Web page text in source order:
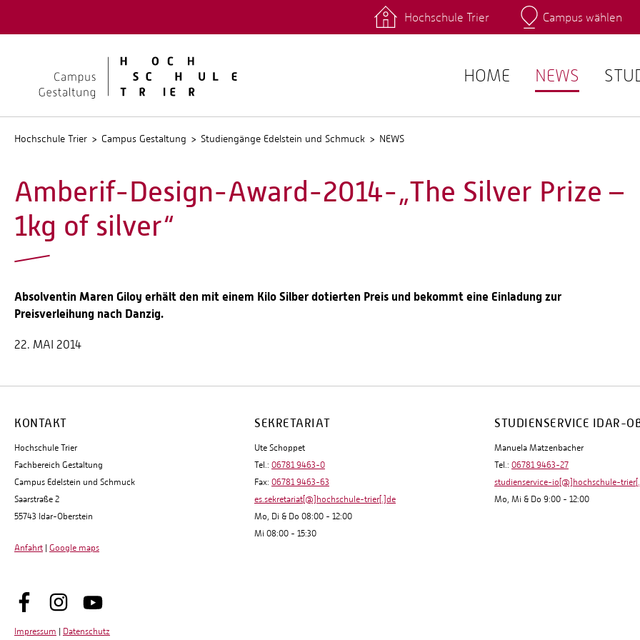
Kontakt Fachrichtungen Intranet
Hochschule Trier Campus wählen
HOME NEWS
Hochschule Trier Campus Gestaltung Studiengänge Edelstein und Schmuck NEWS
Amberif-Design-Award-2014-„The Silver Prize –
1kg of silver“
Absolventin Maren Giloy erhält den mit einem Kilo Silber dotierten Preis und bekommt eine Einladung zur
Preisverleihung nach Danzig.
22. MAI 2014
KONTAKT
Hochschule Trier
Fachbereich Gestaltung
Campus Edelstein und Schmuck
Saarstraße 2
55743 Idar-Oberstein
Anfahrt | Google maps
SEKRETARIAT
Ute Schoppet
Tel.: 06781 9463-0
Fax: 06781 9463-63
es.sekretariat[@]hochschule-trier[.]de
Mo, Di & Do 08:00 - 12:00
Mi 08:00 - 15:30
STUDIENSERVICE IDAR-
Manuela Matzenbacher
Tel.: 06781 9463-27
studienservice-io[@]hochschule-
Mo, Mi & Do 9:00 - 12:00
Impressum | Datenschutz